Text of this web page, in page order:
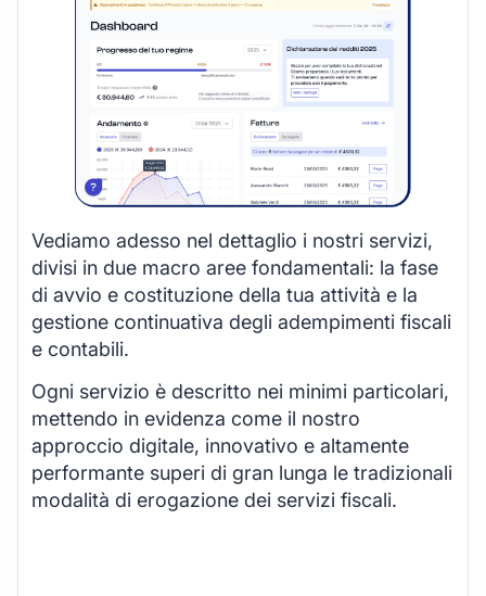
Vediamo adesso nel dettaglio i nostri servizi,
divisi in due macro aree fondamentali: la fase
di avvio e costituzione della tua attività e la
gestione continuativa degli adempimenti fiscali
e contabili.
Ogni servizio è descritto nei minimi particolari,
mettendo in evidenza come il nostro
approccio digitale, innovativo e altamente
performante superi di gran lunga le tradizionali
modalità di erogazione dei servizi fiscali.